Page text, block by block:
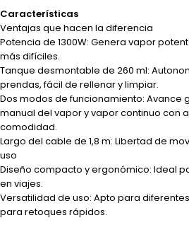
Características
Ventajas que hacen la diferencia
Potencia de 1300W: Genera vapor
más difíciles.
Tanque desmontable de 260 ml:
prendas, fácil de rellenar y limpiar.
Dos modos de funcionamiento: Avance
manual del vapor y vapor continuo con
comodidad.
Largo del cable de 1,8 m: Libertad de
uso
Diseño compacto y ergonómico: Ideal
en viajes.
Versatilidad de uso: Apto para
para retoques rápidos.